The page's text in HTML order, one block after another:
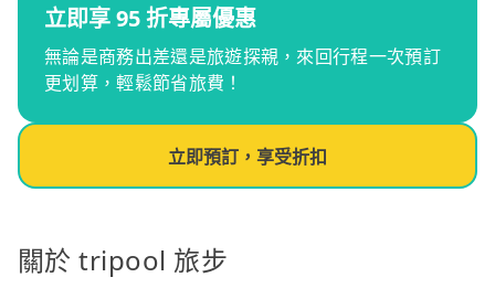
立即享 95 折專屬優惠
無論是商務出差還是旅遊探親，來回行程一次預訂
更划算，輕鬆節省旅費！
立即預訂，享受折扣
關於 tripool 旅步